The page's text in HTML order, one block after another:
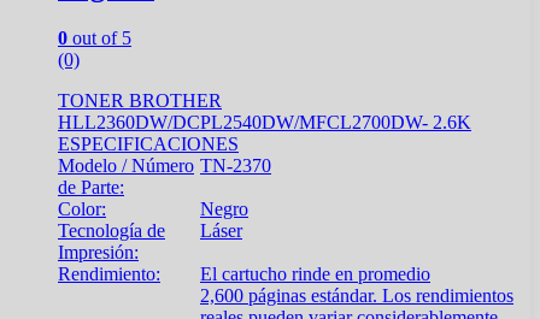
0 out of 5
(0)
TONER BROTHER
HLL2360DW/DCPL2540DW/MFCL2700DW- 2.6K
ESPECIFICACIONES
Modelo / Número
de Parte:
TN-2370
Color:
Negro
Tecnología de
Impresión:
Láser
Rendimiento:
El cartucho rinde en promedio
2,600 páginas estándar. Los rendimientos